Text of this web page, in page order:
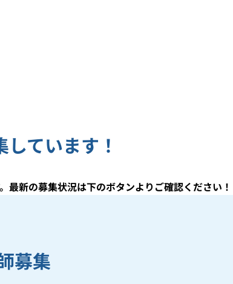
ています！
最新の募集状況は下のボタンよりご確認ください！
募集